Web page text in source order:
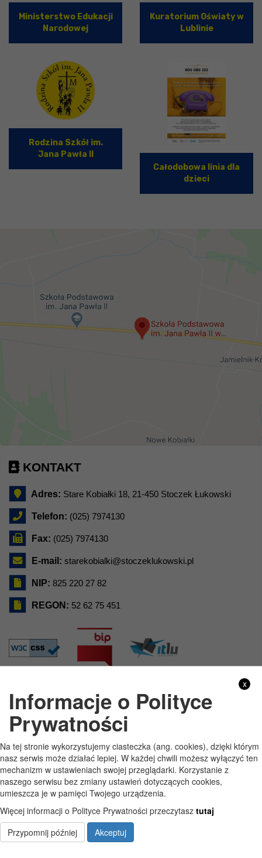
Ministerstwo Edukacji
Narodowej
Kuratorium Oświaty w
Lublinie
Rodzina Szkół im.
Jana Pawła II
Całodobowa linia dla
dzieci
KONTAKT
Adres: Stare Kobiałki 18, 21-450 Stoczek Łukowski
Telefon: (025) 7974130
Fax: (025) 7974130
E-mail: starekobialki@stoczeklukowski.pl
NIP: 825 220 27 82
REGON: 52 62 75 451
GODZINY PRACY
Pon 7:30 - 15:30
Wt 7:30 - 15:30
Śr 7:30 - 15:30
Pt 7:30 - 15:30
x
Informacje o Polityce
Prywatności
Na tej stronie wykorzystujemy ciasteczka (ang. cookies), dzięki którym
nasz serwis może działać lepiej. W każdej chwili możesz wyłączyć ten
mechanizm w ustawieniach swojej przeglądarki. Korzystanie z
naszego serwisu bez zmiany ustawień dotyczących cookies,
umieszcza je w pamięci Twojego urządzenia.
Więcej informacji o Polityce Prywatności przeczytasz tutaj
Przypomnij później
Akceptuj